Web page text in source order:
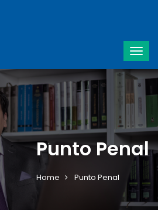
Punto Penal
Home Punto Penal